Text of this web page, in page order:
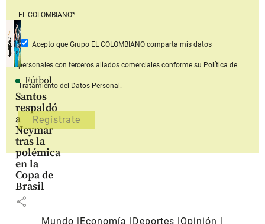
Fútbol
Santos
respaldó
a
Neymar
tras la
polémica
en la
Copa de
Brasil
share
EL COLOMBIANO*
Acepto que Grupo EL COLOMBIANOcomparta mis datos
personales con terceros aliados comerciales conforme su Política de
Tratamiento del Datos Personal.
Mundo Economía Deportes
Opinión